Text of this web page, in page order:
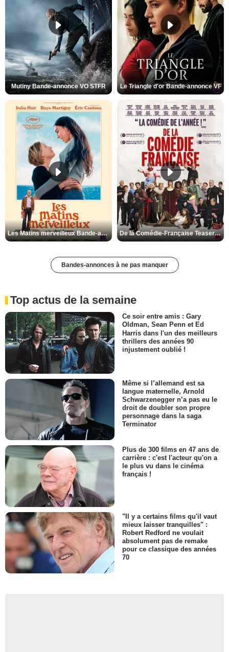
Mutiny Bande-annonce VO STFR Le Triangle d'or Bande-annonce VF
Les Matins merveilleux Bande-annonce VF De la Comédie-Française Teaser VF
Bandes-annonces à ne pas manquer
Top actus de la semaine
Ce soir entre amis : Gary
Oldman, Sean Penn et Ed
Harris dans l'un des meilleurs
thrillers des années 90
injustement oublié !
Même si l’allemand est sa
langue maternelle, Arnold
Schwarzenegger n’a pas eu le
droit de doubler son propre
personnage dans la saga
Terminator
Plus de 300 films en 47 ans de
carrière : c'est l'acteur qu'on a
le plus vu dans le cinéma
français !
"Il y a certains films qu'il vaut
mieux laisser tranquilles" :
Robert Redford ne voulait
absolument pas de remake
pour ce classique des années
70